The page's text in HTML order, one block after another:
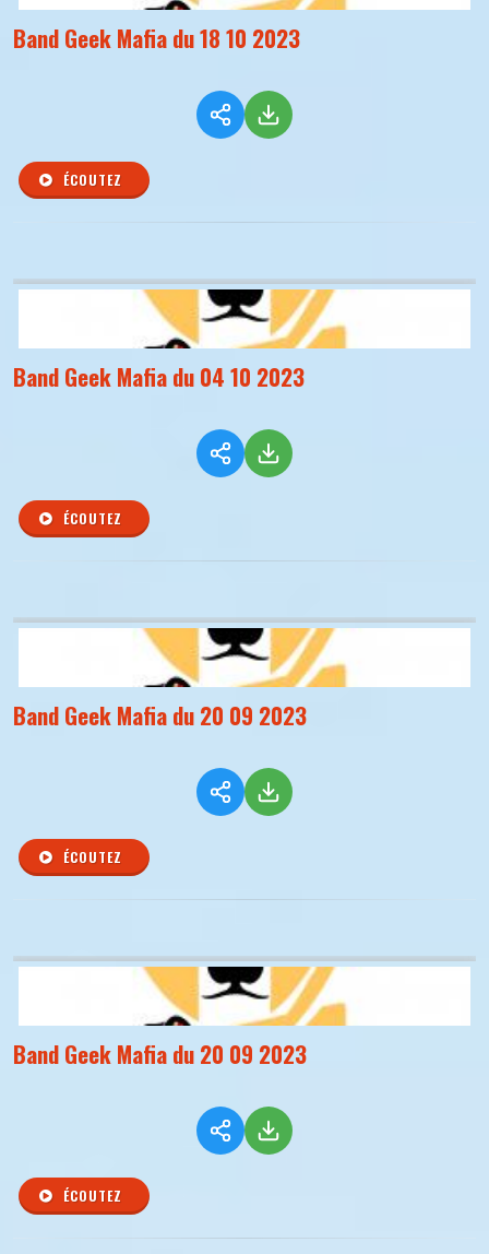
Band Geek Mafia du 18 10 2023
ÉCOUTEZ
Band Geek Mafia du 04 10 2023
ÉCOUTEZ
Band Geek Mafia du 20 09 2023
ÉCOUTEZ
Band Geek Mafia du 20 09 2023
ÉCOUTEZ